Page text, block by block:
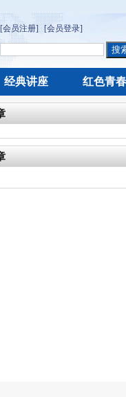
[会员注册] [会员登录]
经典讲座 红色青春